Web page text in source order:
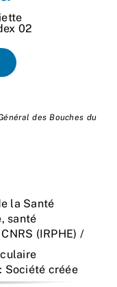
02
des Bouches du
la Santé
santé
(IRPHE) /
Société créée